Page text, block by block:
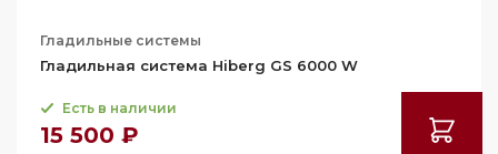
Гладильные системы
Гладильная система Hiberg GS 6000 W
Есть в наличии
15 500 ₽